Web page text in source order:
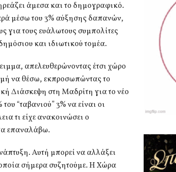
άμεσα και το δημογραφικό.
μέσω του 3% αύξησης δαπανών,
για τους ευάλωτους συμπολίτες
και ιδιωτικού τομέα.
απελευθερώνοντας έτσι χώρο
να θέσω, εκπροσωπώντας το
Διάσκεψη στη Μαδρίτη για το νέο
“ταβανιού” 3% να είναι οι
τι είχε ανακοινώσει ο
επαναλάβω.
Αυτή μπορεί να αλλάξει
σήμερα συζητούμε. Η Χώρα